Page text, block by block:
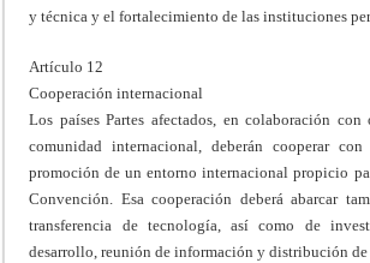
y técnica y el fortalecimiento de las instituciones
Artículo 12
Cooperación internacional
Los países Partes afectados, en colaboración
comunidad internacional, deberán cooperar
promoción de un entorno internacional propicio
Convención. Esa cooperación deberá abarcar
transferencia de tecnología, así como de
desarrollo, reunión de información y distribución de